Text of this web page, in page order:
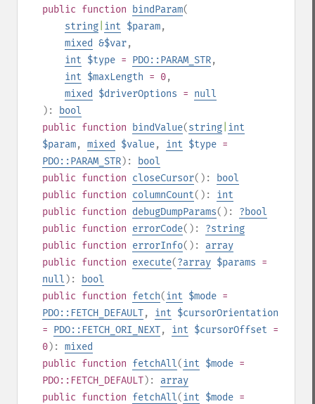
public function bindParam(
string int $param,
mixed &$var,
int $type = PDO::PARAM_STR,
int $maxLength = 0,
mixed
$driverOptions = null
):
bool
public function bindValue(string int
$param, mixed $value, int $type =
PDO::PARAM_STR):
bool
public function closeCursor():
bool
public function columnCount(): int
public function debugDumpParams(): ?bool
public function errorCode(): ?string
public function errorInfo(): array
public function execute(?array $params =
null ):
bool
public function fetch(int $mode =
PDO::FETCH_DEFAULT, int $cursorOrientation
= PDO::FETCH_ORI_NEXT, int $cursorOffset =
0): mixed
public function fetchAll(int $mode =
PDO::FETCH_DEFAULT): array
public function fetchAll(int $mode =